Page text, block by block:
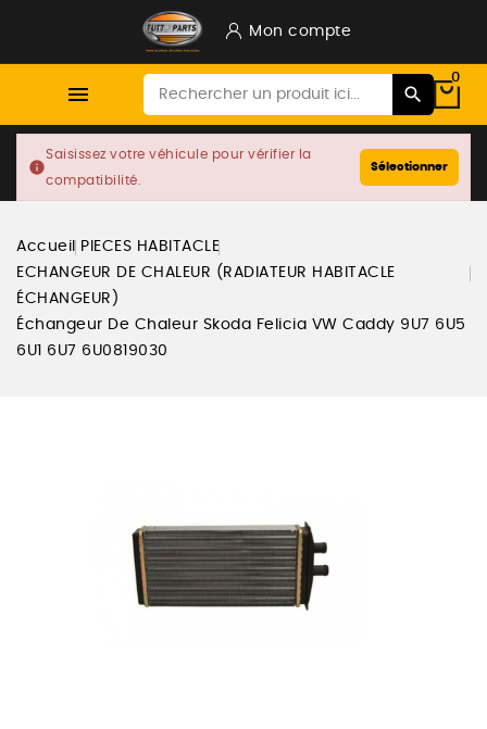
Mon compte

0
info
Saisissez votre véhicule pour vérifier la
compatibilité.
Sélectionner
Accueil
PIECES HABITACLE
ECHANGEUR DE CHALEUR (RADIATEUR HABITACLE
ÉCHANGEUR)
Échangeur De Chaleur Skoda Felicia VW Caddy 9U7 6U5
6U1 6U7 6U0819030